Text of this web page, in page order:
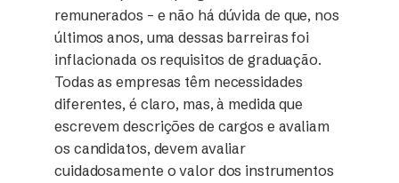
remunerados – e não há dúvida de que, nos
últimos anos, uma dessas barreiras foi
inflacionada os requisitos de graduação.
Todas as empresas têm necessidades
diferentes, é claro, mas, à medida que
escrevem descrições de cargos e avaliam
os candidatos, devem avaliar
cuidadosamente o valor dos instrumentos